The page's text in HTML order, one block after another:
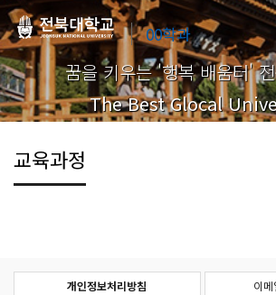
00학과
꿈을 키우는 '행복 배움터'
The Best Glocal
교육과정
개인정보처리방침 이